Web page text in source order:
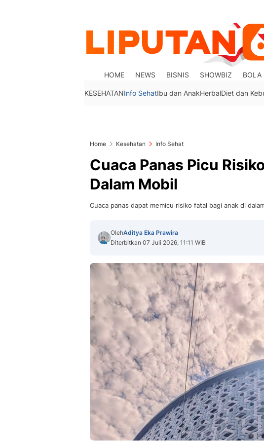
HOME NEWS BISNIS SHOWBIZ BOLA
KESEHATANInfo SehatIbu dan AnakHerbalDiet dan
Home Kesehatan Info Sehat
Cuaca Panas Picu
Dalam Mobil
Cuaca panas dapat memicu risiko fatal bagi anak di
OlehAditya Eka Prawira
Diterbitkan 07 Juli 2026, 11:11 WIB